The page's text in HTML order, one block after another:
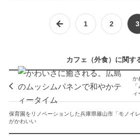
1 2 3
カフェ（外食）に関す
か
ィ
保育園をリノベーションした兵庫県篠山市「モノイレ
がかわいい